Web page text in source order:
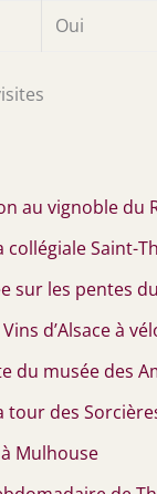
Oui
au vignoble du
collégiale Saint-
sur les pentes
d’Alsace à
du musée des
tour des
Mulhouse